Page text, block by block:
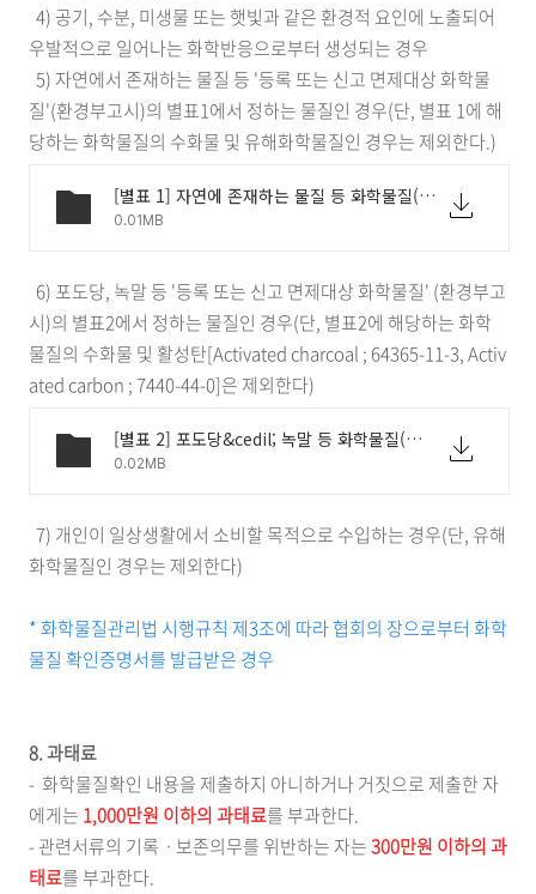
4) 공기, 수분, 미생물 또는 햇빛과 같은 환경적 요인에 노출되어
우발적으로 일어나는 화학반응으로부터 생성되는 경우
5) 자연에서 존재하는 물질 등 '등록 또는 신고 면제대상 화학물
질'(환경부고시)의 별표1에서 정하는 물질인 경우(단, 별표 1에 해
당하는 화학물질의 수화물 및 유해화학물질인 경우는 제외한다.)
[별표 1] 자연에 존재하는 물질 등 화학물질(등록 또는 신고 면제대상 화학물질).hwp
0.01MB
6) 포도당, 녹말 등 '등록 또는 신고 면제대상 화학물질' (환경부고
시)의 별표2에서 정하는 물질인 경우(단, 별표2에 해당하는 화학
물질의 수화물 및 활성탄[Activated charcoal ; 64365-11-3, Activ
ated carbon ; 7440-44-0]은 제외한다)
[별표 2] 포도당&cedil; 녹말 등 화학물질(등록 또는 신고 면제대상 화학물질).hwp
0.02MB
7) 개인이 일상생활에서 소비할 목적으로 수입하는 경우(단, 유해
화학물질인 경우는 제외한다)
* 화학물질관리법 시행규칙 제3조에 따라 협회의 장으로부터 화학
물질 확인증명서를 발급받은 경우
8. 과태료
- 화학물질확인 내용을 제출하지 아니하거나 거짓으로 제출한 자
에게는 1,000만원 이하의 과태료를 부과한다.
- 관련서류의 기록ㆍ보존의무를 위반하는 자는300만원 이하의 과
태료를 부과한다.